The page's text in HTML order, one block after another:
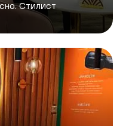
Стилист